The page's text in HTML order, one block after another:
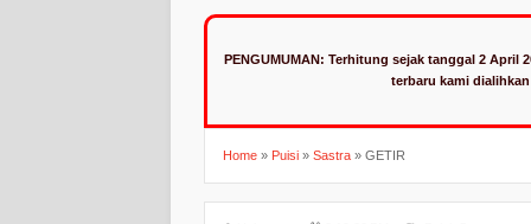
PENGUMUMAN: Terhitung sejak tanggal 2 April
terbaru kami
Home » Puisi » Sastra » GETIR